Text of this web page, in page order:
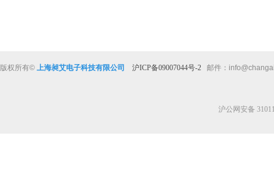
版权所有© 上海昶艾电子科技有限公司 沪ICP备09007044号-2 邮件：
沪公网安备